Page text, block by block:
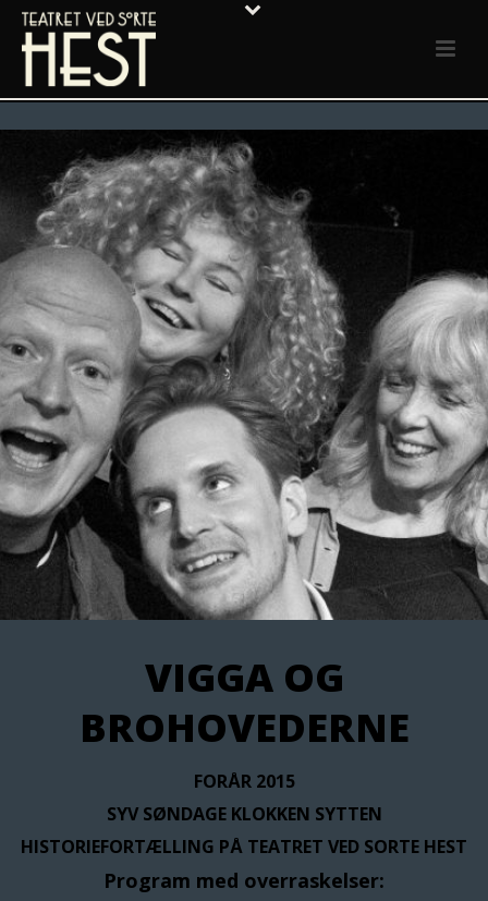
VIGGA OG
BROHOVEDERNE
FORÅR 2015
SYV SØNDAGE KLOKKEN SYTTEN
HISTORIEFORTÆLLING PÅ TEATRET VED SORTE HEST
Program med overraskelser: